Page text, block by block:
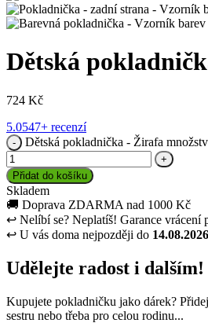
Dětská
724 Kč
5.0547+ recenzí
Dětská pokladnička - Žirafa
Přidat do košíku
Skladem
🚚 Doprava ZDARMA nad 1000 Kč
↩ Nelíbí se? Neplatíš! Garance vrácení
↩ U vás doma nejpozději do 14.08.2026
Udělejte radost i dalším!
Kupujete pokladničku jako dárek?
sestru nebo třeba pro celou rodinu...